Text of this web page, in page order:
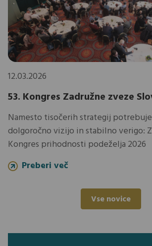
12.03.2026
53. Kongres Zadružne zveze
Namesto tisočerih strategij
dolgoročno vizijo in stabilno verigo:
Kongres prihodnosti podeželja 2026
Preberi več
Vse novice